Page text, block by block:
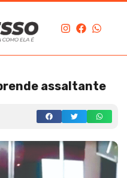
assaltante